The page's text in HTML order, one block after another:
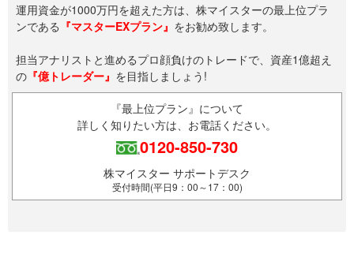
運用資金が1000万円を超えた方は、株マイスターの最上位プラ
ンである 『マスターEXプラン』 をお勧め致します。
担当アナリストと進めるプロ顔負けのトレードで、資産1億超え
の 『億トレーダー』 を目指しましょう!
『最上位プラン』について
詳しく知りたい方は、お電話ください。
0120-850-730
株マイスター サポートデスク
受付時間(平日9：00～17：00)